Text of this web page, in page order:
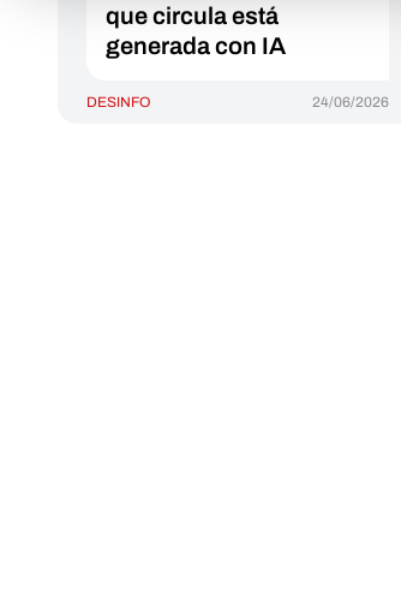
que circula está
generada con IA
DESINFO 24/06/2026